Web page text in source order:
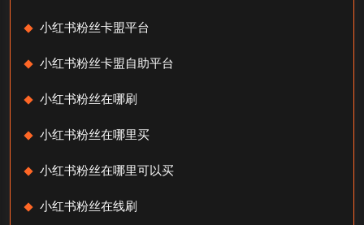
小红书粉丝卡盟平台
小红书粉丝卡盟自助平台
小红书粉丝在哪刷
小红书粉丝在哪里买
小红书粉丝在哪里可以买
小红书粉丝在线刷